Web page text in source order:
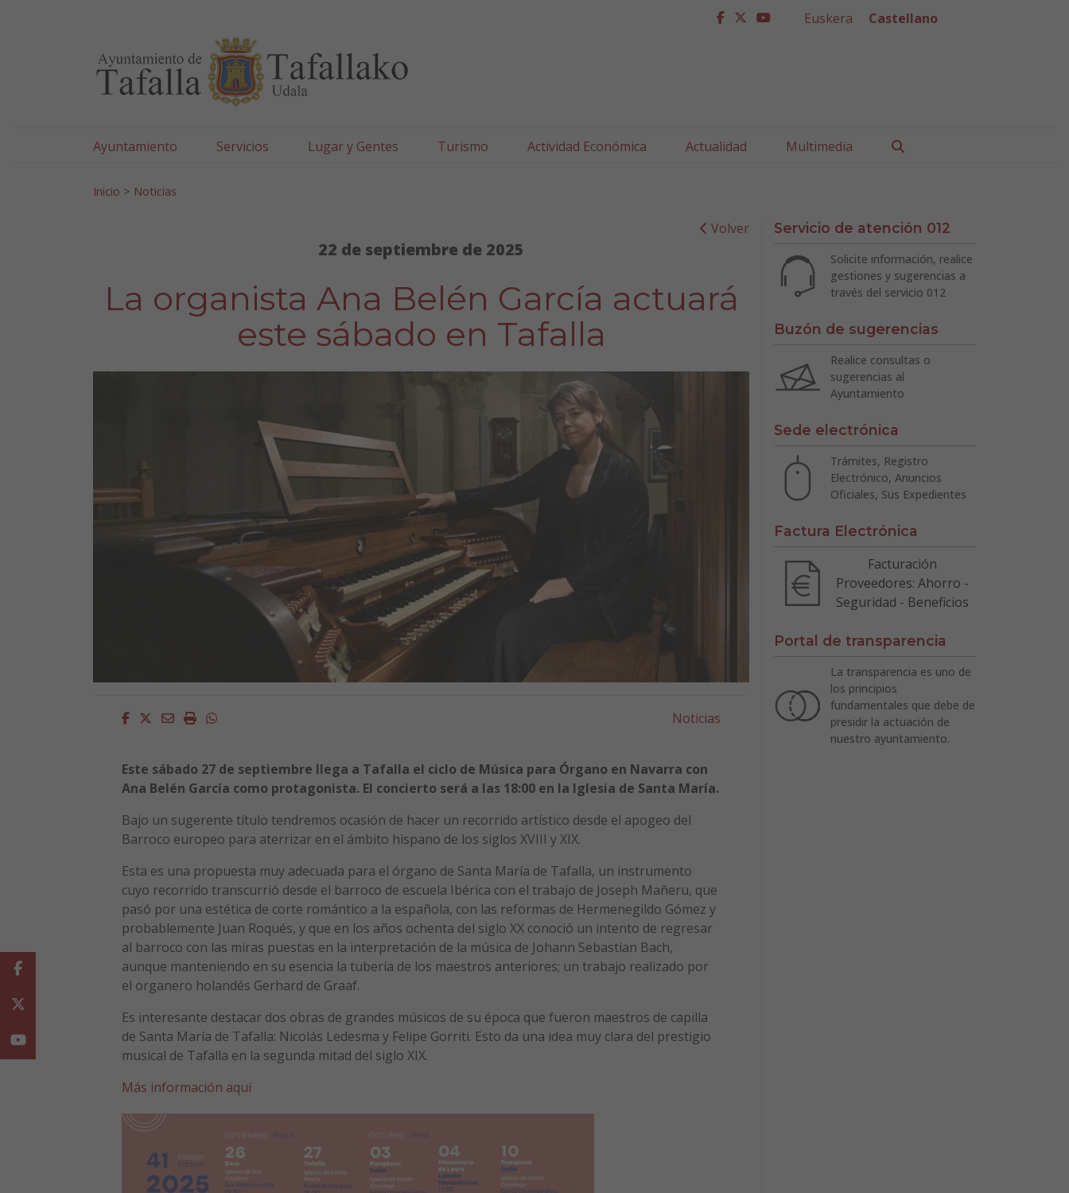
facebook
twitter
youtube
Euskera Castellano
Ayuntamiento Servicios Lugar y Gentes Turismo Actividad Económica Actualidad Multimedia
Inicio > Noticias
Volver
22 de septiembre de 2025
La organista Ana Belén García actuará
este sábado en Tafalla
Facebook
Twitter
EmailImprimirWhatsapp Noticias
Este sábado 27 de septiembre llega a Tafalla el ciclo de Música para Órgano en Navarra con
Ana Belén García como protagonista. El concierto será a las 18:00 en la Iglesia de Santa María.
Bajo un sugerente título tendremos ocasión de hacer un recorrido artístico desde el apogeo del
Barroco europeo para aterrizar en el ámbito hispano de los siglos XVIII y XIX.
Esta es una propuesta muy adecuada para el órgano de Santa María de Tafalla, un instrumento
cuyo recorrido transcurrió desde el barroco de escuela Ibérica con el trabajo de Joseph Mañeru, que
pasó por una estética de corte romántico a la española, con las reformas de Hermenegildo Gómez y
probablemente Juan Roqués, y que en los años ochenta del siglo XX conoció un intento de regresar
al barroco con las miras puestas en la interpretación de la música de Johann Sebastian Bach,
aunque manteniendo en su esencia la tubería de los maestros anteriores; un trabajo realizado por
el organero holandés Gerhard de Graaf.
Es interesante destacar dos obras de grandes músicos de su época que fueron maestros de capilla
de Santa María de Tafalla: Nicolás Ledesma y Felipe Gorriti. Esto da una idea muy clara del prestigio
musical de Tafalla en la segunda mitad del siglo XIX.
Más información aquí
Servicio de atención 012
Solicite información, realice
gestiones y sugerencias a
través del servicio 012
Buzón de sugerencias
Realice consultas o
sugerencias al
Ayuntamiento
Sede electrónica
Trámites, Registro
Electrónico, Anuncios
Oficiales, Sus Expedientes
Factura Electrónica
Facturación
Proveedores: Ahorro -
Seguridad - Beneficios
Portal de transparencia
La transparencia es uno de
los principios
fundamentales que debe de
presidir la actuación de
nuestro ayuntamiento.
Facebook
Youtube